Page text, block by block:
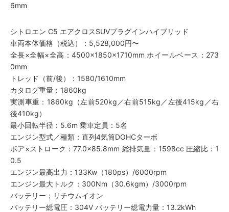
6mm
シトロエン C5 エアクロスSUVプラグインハイブリッド
車両本体価格（税込）：5,528,000円〜
全長×全幅×全高：4500×1850×1710mm ホイールベース：273
0mm
トレッド（前/後）：1580/1610mm
カタログ重量：1860kg
実測車重：1860kg（左前520kg／右前515kg／左後415kg／右
後410kg）
最小回転半径：5.6m 乗車定員：5名
エンジン型式／種類：直列4気筒DOHCターボ
ボア×ストローク：77.0×85.8mm 総排気量：1598cc 圧縮比：1
0.5
エンジン最高出力：133Kw（180ps）/6000rpm
エンジン最大トルク：300Nm（30.6kgm）/3000rpm
バッテリー；リチウムイオン
バッテリー総電圧：304V バッテリー総電力量：13.2kWh